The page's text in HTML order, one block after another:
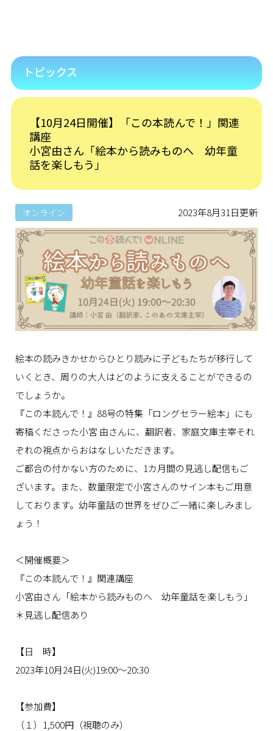
トピックス
【10月24日開催】「この本読んで！」関連
講座
小宮由さん「絵本から読みものへ 幼年童
話を楽しもう」
オンライン 2023年8月31日更新
絵本の読みきかせからひとり読みに子どもたちが移行して
いくとき、周りの大人はどのように支えることができるの
でしょうか。
『この本読んで！』88号の特集「ロングセラー絵本」にも
寄稿くださった小宮 由さんに、翻訳者、家庭文庫主宰それ
ぞれの視点からおはなしいただきます。
ご都合の付かない方のために、1カ月間の見逃し配信もご
ざいます。また、数量限定で小宮さんのサイン本もご用意
しております。幼年童話の世界をぜひご一緒に楽しみまし
ょう！
＜開催概要＞
『この本読んで！』関連講座
小宮由さん「絵本から読みものへ 幼年童話を楽しもう」
＊見逃し配信あり
【日 時】
2023年10月24日(火)19:00～20:30
【参加費】
（１）1,500円 （視聴のみ）